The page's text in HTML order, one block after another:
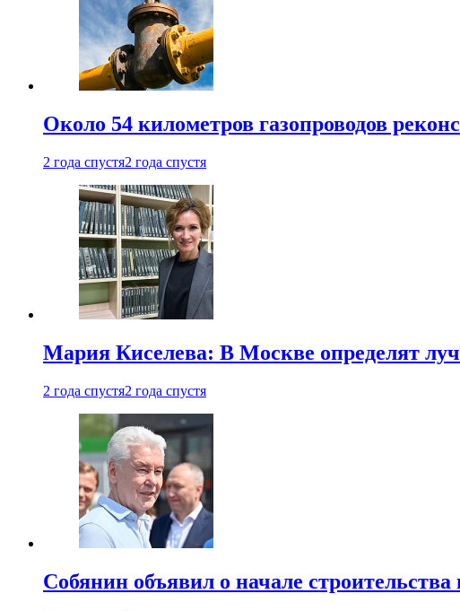
Около 54 километров газопроводов
2 года спустя2 года спустя
Мария Киселева: В Москве определят
2 года спустя2 года спустя
Собянин объявил о начале